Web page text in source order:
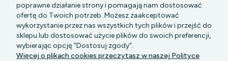
PGK MAZOWSZE SP Z O.O.|| Bartycka 24-210B,
00-716 WARSZAWA, woj. mazowieckie || NIP:
poprawne działanie strony i pomagają nam dostosować
ofertę do Twoich potrzeb. Możesz zaakceptować
wykorzystanie przez nas wszystkich tych plików i przejść do
sklepu lub dostosować użycie plików do swoich preferencji,
wybierając opcję "Dostosuj zgody".
Więcej o plikach cookies przeczytasz w naszej Polityce